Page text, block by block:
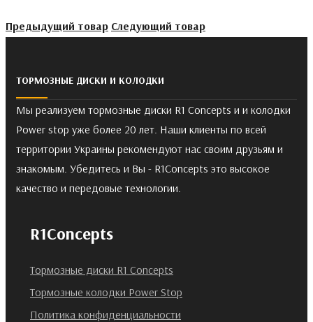
Предыдущий товар Следующий товар
ТОРМОЗНЫЕ ДИСКИ И КОЛОДКИ
Мы реализуем тормозные диски R1 Concepts и и колодки
Power stop уже более 20 лет. Наши клиенты по всей
территории Украины рекомендуют нас своим друзьям и
знакомым. Убедитесь и Вы - R1Concepts это высокое
качество и передовые технологии.
R1Concepts
Тормозные диски R1 Concepts
Тормозные колодки Power Stop
Политика конфиденциальности